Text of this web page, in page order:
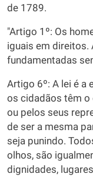
de 1789.
"Artigo 1º: Os
iguais em direitos.
fundamentadas
Artigo 6º: A lei é a
os cidadãos têm o
ou pelos seus
de ser a mesma
seja punindo.
olhos, são
dignidades,